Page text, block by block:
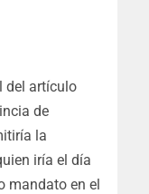
del artículo
de
la
iría el día
mandato en el